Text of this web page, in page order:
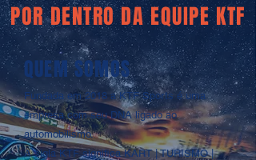
POR DENTRO DA EQUIPE KTF
QUEM SOMOS
Fundada em 2018 a KTF Sports é uma
empresa com seu DNA ligado ao
automobilismo.
A sigla KTF significa KART | TURISMO |